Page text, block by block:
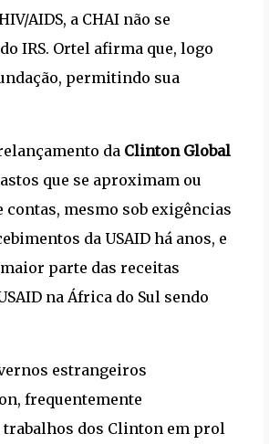
AIDS, a CHAI não se
IRS. Ortel afirma que, logo
permitindo sua
da Clinton Global
que se aproximam ou
contas, mesmo sob exigências
da USAID há anos, e
parte das receitas
na África do Sul sendo
estrangeiros
frequentemente
trabalhos dos Clinton em prol